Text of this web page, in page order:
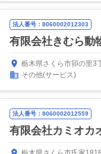
法人番号：8060002012303
有限会社きむら動
栃木県さくら市卯の里3
その他(サービス)
法人番号：8060002012559
有限会社カミオカ